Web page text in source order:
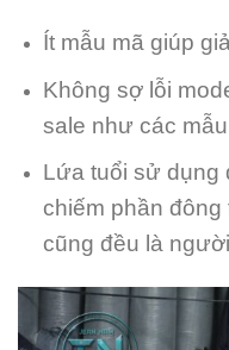
Ít mẫu mã giúp
Không sợ lỗi
sale như các
Lứa tuổi sử dụng
chiếm phần
cũng đều là